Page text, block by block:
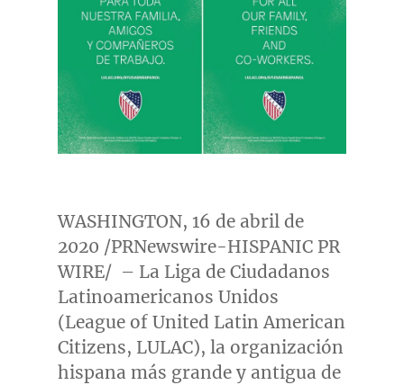
WASHINGTON, 16 de abril de
2020 /PRNewswire-HISPANIC PR
WIRE/ – La Liga de Ciudadanos
Latinoamericanos Unidos
(League of United Latin American
Citizens, LULAC), la organización
hispana más grande y antigua de